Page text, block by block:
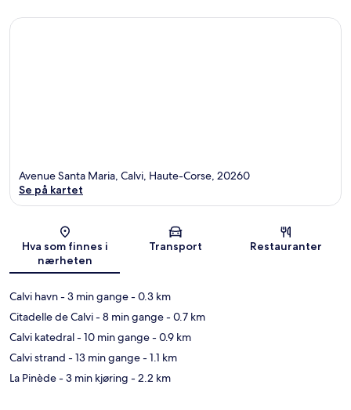
Kart
Avenue Santa Maria, Calvi, Haute-Corse, 20260
Se på kartet
Hva som finnes i
nærheten
Transport Restauranter
Calvi havn- 3 min gange- 0.3 km
Citadelle de Calvi- 8 min gange- 0.7 km
Calvi katedral- 10 min gange- 0.9 km
Calvi strand - 13 min gange- 1.1 km
La Pinède- 3 min kjøring - 2.2 km